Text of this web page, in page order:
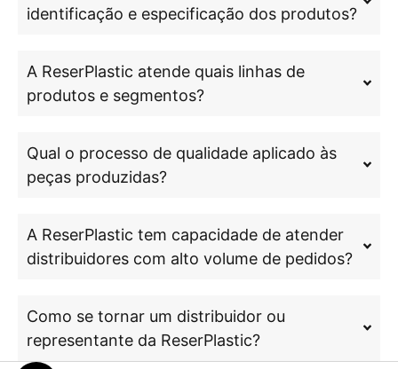
identificação e especificação dos produtos?
A ReserPlastic atende quais linhas de
produtos e segmentos?
Qual o processo de qualidade aplicado às
peças produzidas?
A ReserPlastic tem capacidade de atender
distribuidores com alto volume de pedidos?
Como se tornar um distribuidor ou
representante da ReserPlastic?